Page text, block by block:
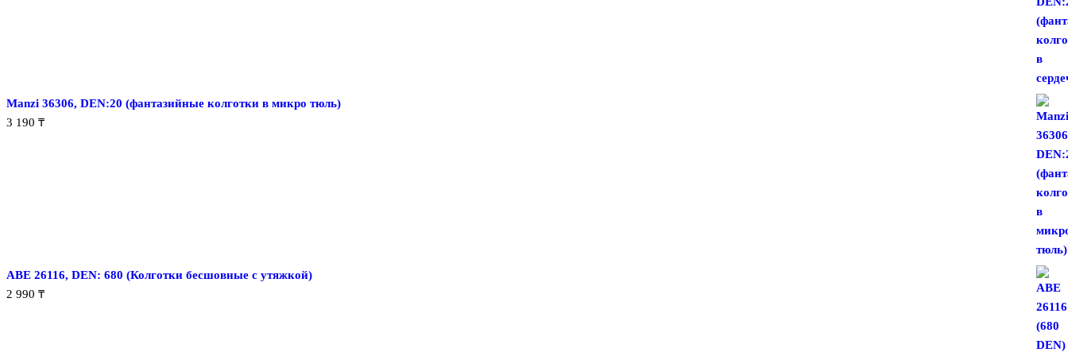
Manzi 36306, DEN:20 (фантазийные колготки в микро тюль)
3 190 ₸
ABE 26116, DEN: 680 (Колготки бесшовные с утяжкой)
2 990 ₸